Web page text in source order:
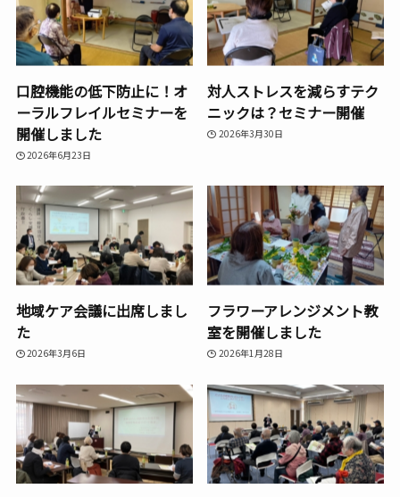
口腔機能の低下防止に！オ
ーラルフレイルセミナーを
開催しました
2026年6月23日
対人ストレスを減らすテク
ニックは？セミナー開催
2026年3月30日
地域ケア会議に出席しまし
た
2026年3月6日
フラワーアレンジメント教
室を開催しました
2026年1月28日